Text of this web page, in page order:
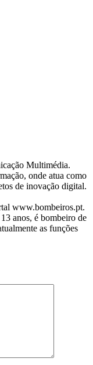
Multimédia.
onde atua como
de inovação digital.
www.bombeiros.pt.
anos, é bombeiro de
as funções